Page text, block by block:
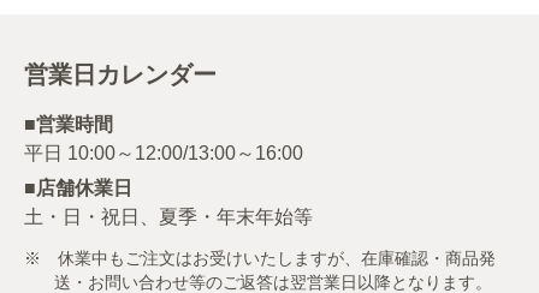
営業日カレンダー
■営業時間
■店舗休業日
土・日・祝日、夏季・年末年始等
※ 休業中もご注文はお受けいたしますが、在庫確認・商品発
送・お問い合わせ等のご返答は翌営業日以降となります。